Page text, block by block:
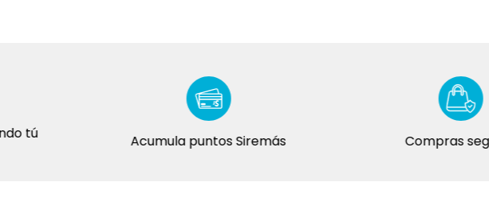
Acumula puntos Siremás Compras seguras